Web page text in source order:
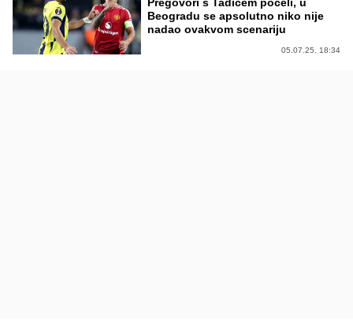
Pregovori s Tadićem počeli, u
Beogradu se apsolutno niko nije
nadao ovakvom scenariju
05.07.25. 18:34